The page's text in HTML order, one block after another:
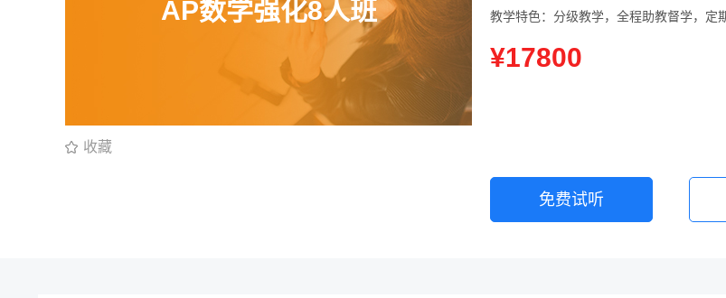
AP数学强化8人班
收藏
教学特色： 分级教学，全程助教督学，定
¥17800
免费试听